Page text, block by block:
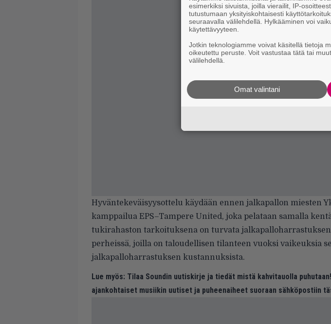
Hyväntekeväisyysottelu käydään ennen jalkapallon miesten
kamppailua EPS–Tampere United, joka pelataan samalla
tukirahaston tarkoituksena on turvata
perheissä, joilla on taloudellisen tilanteen vuoksi vaikeuksia
jalkapalloharrastuksen kustannuksista.
Lue myös: Tilaa Soundin uutiskirje ja tiedät mistä kahvitauolla
ajankohtaiset musiikin uutiset ja puheenaiheet suoraan sähköpostiin
esimerkiksi sivuista, joilla vierailit, IP-
tutustumaan yksityiskohtaisesti
seuraavalla välilehdellä. Hylkääminen voi
käytettävyyteen.
Jotkin teknologiamme voivat käsitellä tietoja
oikeutettu peruste. Voit vastustaa tätä tai
välilehdellä.
Omat valintani